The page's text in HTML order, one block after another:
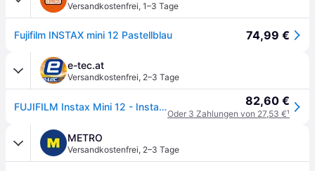
Versandkostenfrei, 1–3 Tage
Fujifilm INSTAX mini 12 Pastellblau 74,99 €
e-tec.at
Versandkostenfrei, 2–3 Tage
FUJIFILM Instax Mini 12 - Instant Camera - pastel blue 82,60 €
Oder 3 Zahlungen von 27,53 €¹
METRO
Versandkostenfrei, 2–3 Tage